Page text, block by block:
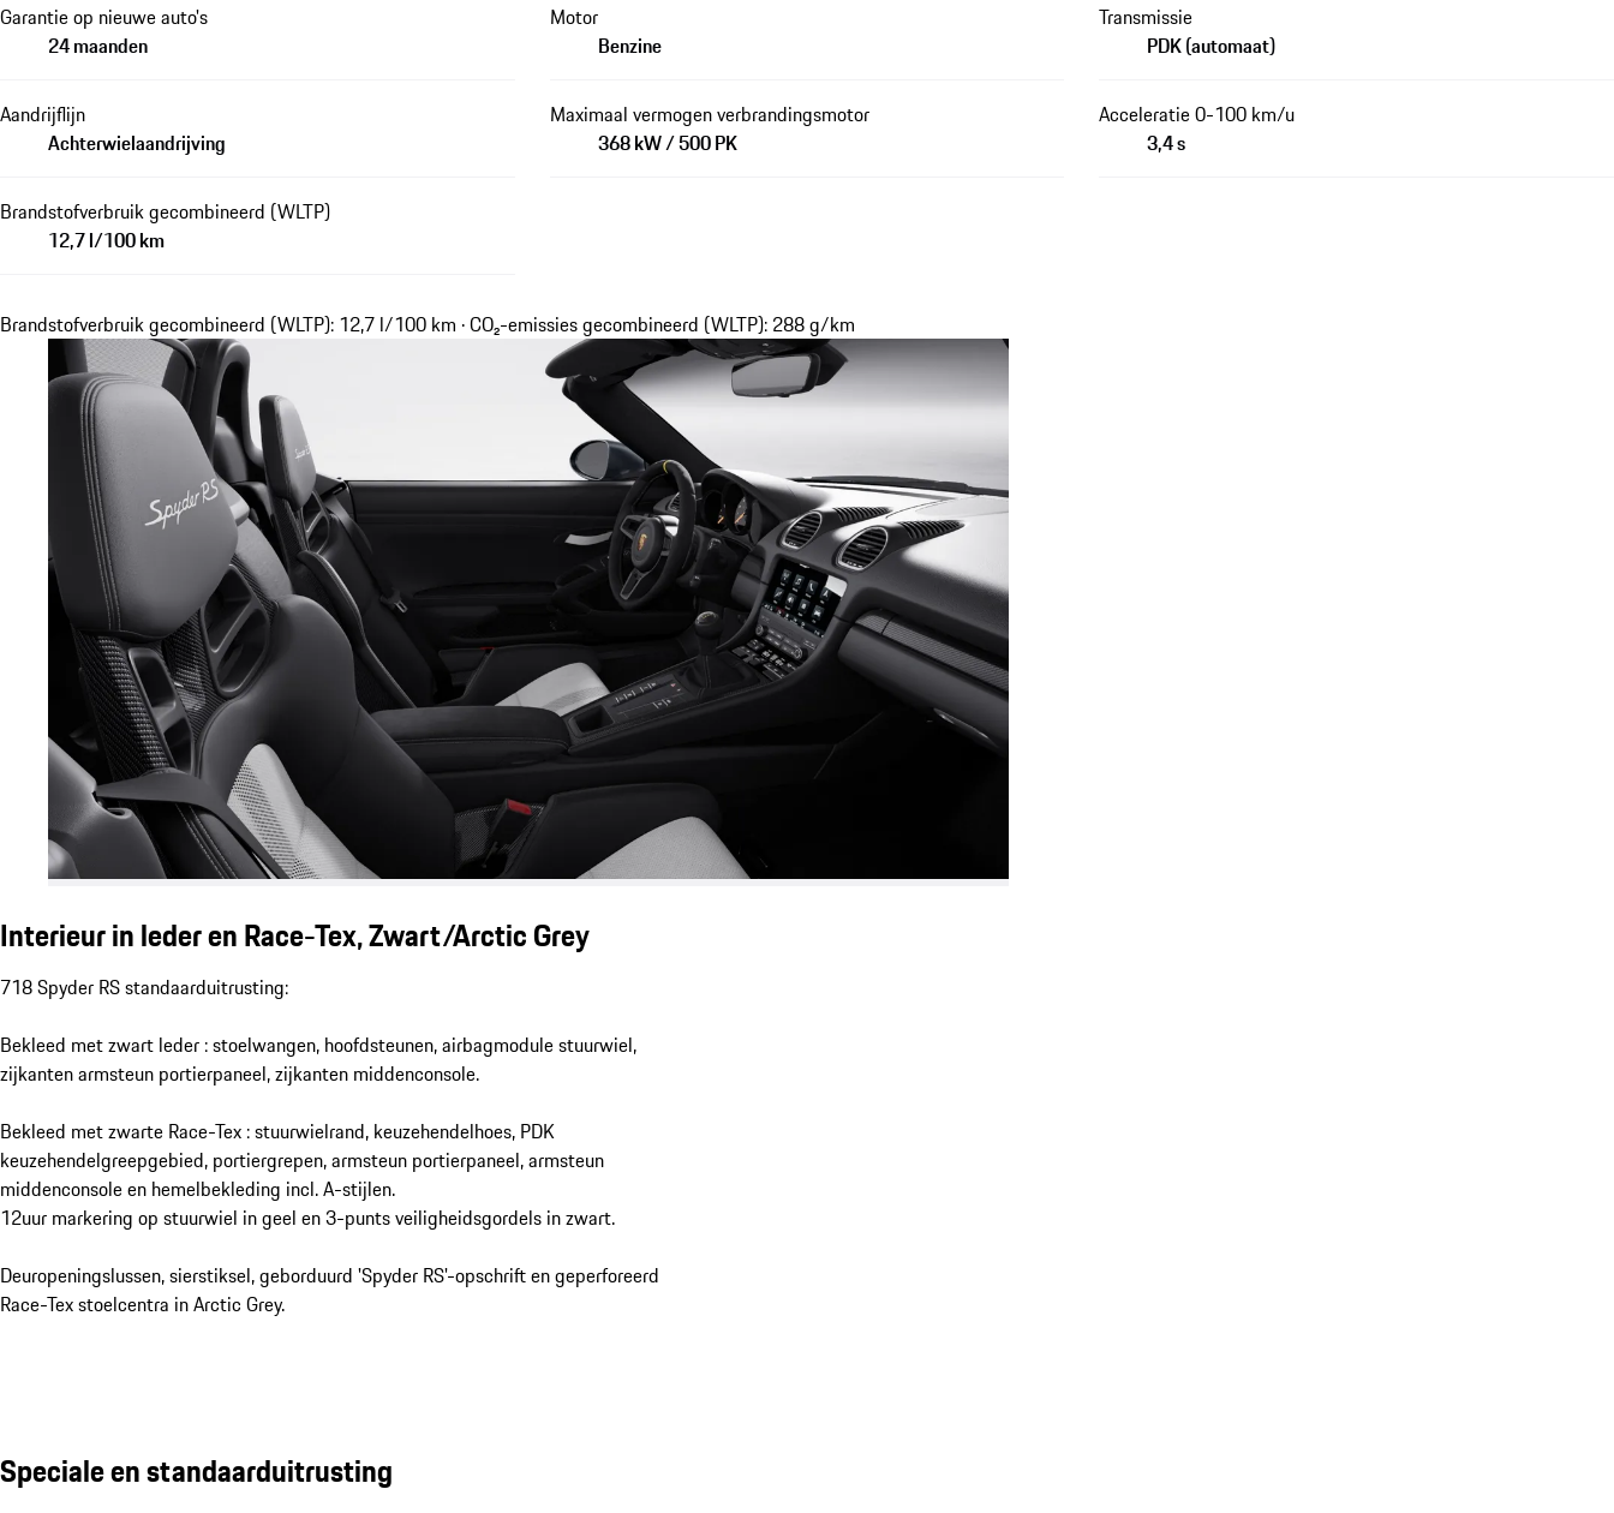
Garantie op nieuwe auto's
24 maanden
Motor
Benzine
Transmissie
PDK (automaat)
Aandrijflijn
Achterwielaandrijving
Maximaal vermogen verbrandingsmotor
368 kW / 500 PK
Acceleratie 0-100 km/u
3,4 s
Brandstofverbruik gecombineerd (WLTP)
12,7 l/100 km
Brandstofverbruik gecombineerd (WLTP): 12,7 l/100 km · CO₂-emissies gecombineerd (WLTP): 288 g/km
Interieur in leder en Race-Tex, Zwart/Arctic Grey
718 Spyder RS standaarduitrusting:
Bekleed met zwart leder : stoelwangen, hoofdsteunen, airbagmodule stuurwiel,
zijkanten armsteun portierpaneel, zijkanten middenconsole.
Bekleed met zwarte Race-Tex : stuurwielrand, keuzehendelhoes, PDK
keuzehendelgreepgebied, portiergrepen, armsteun portierpaneel, armsteun
middenconsole en hemelbekleding incl. A-stijlen.
12uur markering op stuurwiel in geel en 3-punts veiligheidsgordels in zwart.
Deuropeningslussen, sierstiksel, geborduurd 'Spyder RS'-opschrift en geperforeerd
Race-Tex stoelcentra in Arctic Grey.
Speciale en standaarduitrusting